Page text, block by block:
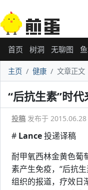
首页 树洞 无聊图
主页 健康 文章正文
“后抗生素”时
投稿 发布于
# Lance投递译稿
耐甲氧西林金黄色葡
素产生免疫，“后抗
组织的报道，疗效日